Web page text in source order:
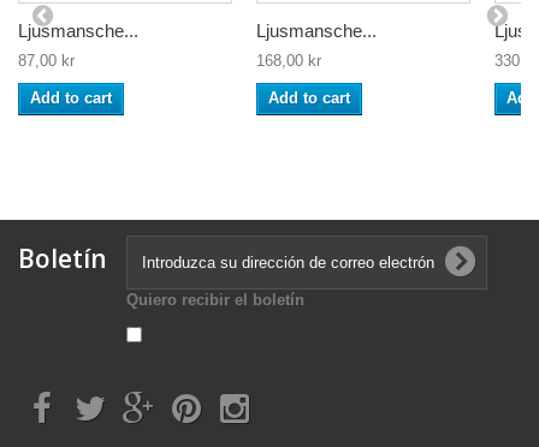
Ljusmansche...
87,00 kr
Add to cart
Ljusmansche...
168,00 kr
Add to cart
Boletín
Quiero recibir el boletín